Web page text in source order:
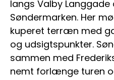
langs Valby
Søndermarken. Her
kuperet terræn med
og udsigtspunkter.
sammen med
nemt forlænge turen